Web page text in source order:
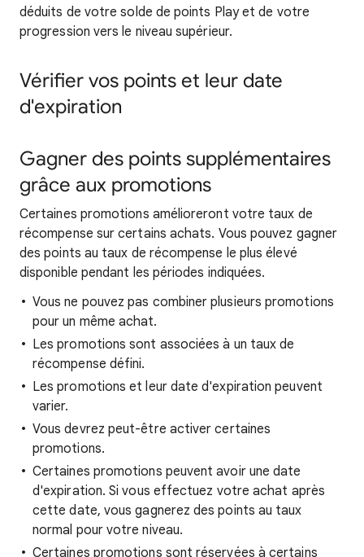
déduits de votre solde de points Play et de votre
progression vers le niveau supérieur.
Vérifier vos points et leur date
d'expiration
Gagner des points supplémentaires
grâce aux promotions
Certaines promotions amélioreront votre taux de
récompense sur certains achats. Vous pouvez gagner
des points au taux de récompense le plus élevé
disponible pendant les périodes indiquées.
Vous ne pouvez pas combiner plusieurs promotions
pour un même achat.
Les promotions sont associées à un taux de
récompense défini.
Les promotions et leur date d'expiration peuvent
varier.
Vous devrez peut-être activer certaines
promotions.
Certaines promotions peuvent avoir une date
d'expiration. Si vous effectuez votre achat après
cette date, vous gagnerez des points au taux
normal pour votre niveau.
Certaines promotions sont réservées à certains